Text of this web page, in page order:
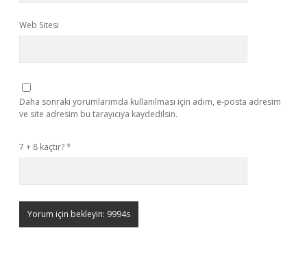
Web Sitesi
Daha sonraki yorumlarımda kullanılması için adım, e-posta adresim
ve site adresim bu tarayıcıya kaydedilsin.
7 + 8 kaçtır?*